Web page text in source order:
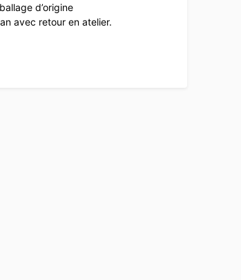
d’origine
avec retour en atelier.